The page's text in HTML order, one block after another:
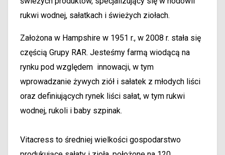
rukwi wodnej, sałatkach i świeżych ziołach.
Założona w Hampshire w 1951 r., w 2008 r. stała się
częścią Grupy RAR. Jesteśmy farmą wiodącą na
rynku pod względem innowacji, w tym
wprowadzanie żywych ziół i sałatek z młodych liści
oraz definiujących rynek liści sałat, w tym rukwi
wodnej, rukoli i baby szpinak.
Vitacress to średniej wielkości gospodarstwo